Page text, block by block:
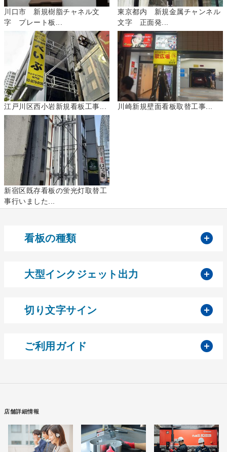
川口市 新規樹脂チャネル文
字 プレート板...
東京都内 新規金属チャンネル
文字 正面発...
江戸川区西小岩新規看板工事... 川崎新規壁面看板取替工事...
新宿区既存看板の蛍光灯取替工
事行いました...
看板の種類
大型インクジェット出力
切り文字サイン
ご利用ガイド
店舗詳細情報